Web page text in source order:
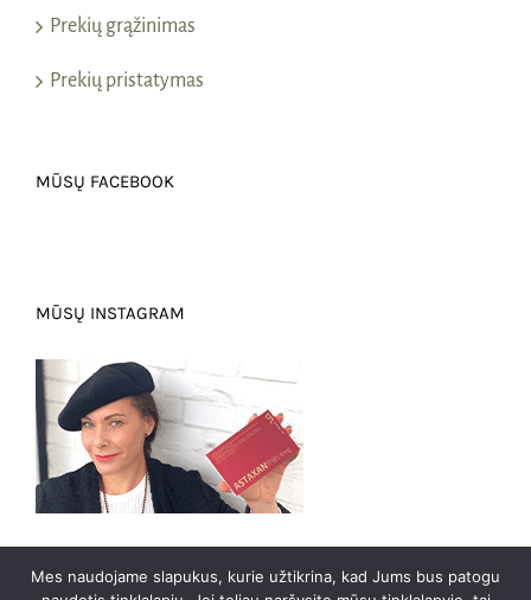
Prekių grąžinimas
Prekių pristatymas
MŪSŲ FACEBOOK
MŪSŲ INSTAGRAM
Mes naudojame slapukus, kurie užtikrina, kad Jums bus patogu